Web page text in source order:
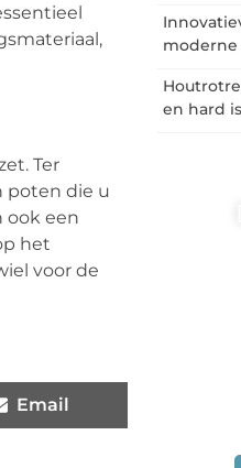
Ter
poten die u
ook een
het
voor de
Email
en hard is